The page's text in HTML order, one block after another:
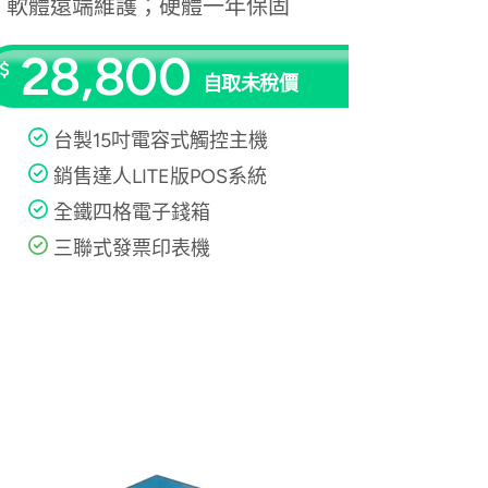
軟體遠端維護；硬體一年保固
$ 28,800 自取未稅價
台製15吋電容式觸控主機
銷售達人LITE版POS系統
全鐵四格電子錢箱
三聯式發票印表機